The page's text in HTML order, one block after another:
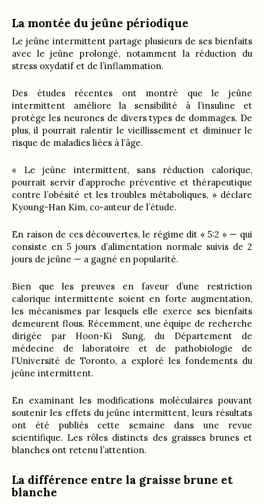
La montée du jeûne périodique
Le jeûne intermittent partage plusieurs de ses bienfaits
avec le jeûne prolongé, notamment la réduction du
stress oxydatif et de l’inflammation.
Des études récentes ont montré que le jeûne
intermittent améliore la sensibilité à l’insuline et
protège les neurones de divers types de dommages. De
plus, il pourrait ralentir le vieillissement et diminuer le
risque de maladies liées à l’âge.
« Le jeûne intermittent, sans réduction calorique,
pourrait servir d’approche préventive et thérapeutique
contre l’obésité et les troubles métaboliques, » déclare
Kyoung-Han Kim, co-auteur de l’étude.
En raison de ces découvertes, le régime dit « 5:2 » — qui
consiste en 5 jours d’alimentation normale suivis de 2
jours de jeûne — a gagné en popularité.
Bien que les preuves en faveur d’une restriction
calorique intermittente soient en forte augmentation,
les mécanismes par lesquels elle exerce ses bienfaits
demeurent flous. Récemment, une équipe de recherche
dirigée par Hoon-Ki Sung, du Département de
médecine de laboratoire et de pathobiologie de
l’Université de Toronto, a exploré les fondements du
jeûne intermittent.
En examinant les modifications moléculaires pouvant
soutenir les effets du jeûne intermittent, leurs résultats
ont été publiés cette semaine dans une revue
scientifique. Les rôles distincts des graisses brunes et
blanches ont retenu l’attention.
La différence entre la graisse brune et
blanche